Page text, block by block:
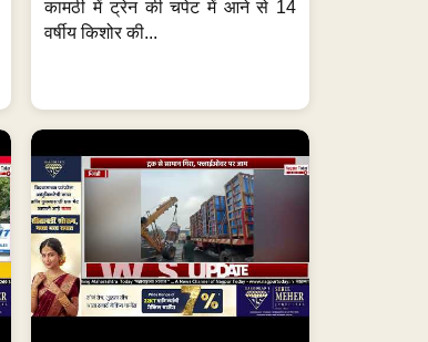
कामठी में ट्रेन की चपेट में आने से 14
वर्षीय किशोर की...